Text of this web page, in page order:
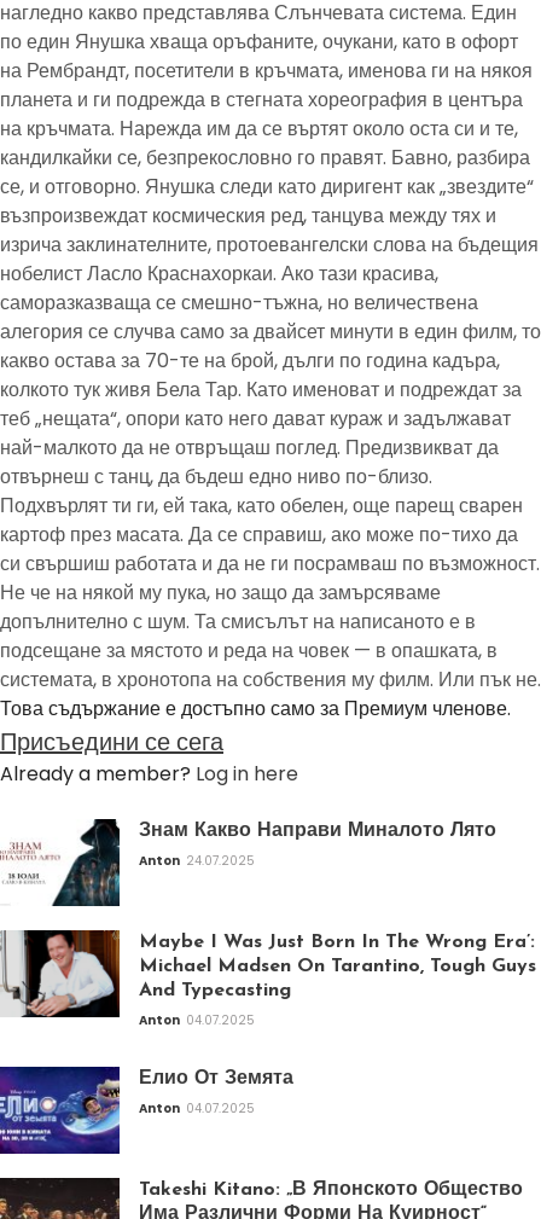
нагледно какво представлява Слънчевата система. Един
по един Янушка хваща оръфаните, очукани, като в офорт
на Рембрандт, посетители в кръчмата, именова ги на някоя
планета и ги подрежда в стегната хореография в центъра
на кръчмата. Нарежда им да се въртят около оста си и те,
кандилкайки се, безпрекословно го правят. Бавно, разбира
се, и отговорно. Янушка следи като диригент как „звездите“
възпроизвеждат космическия ред, танцува между тях и
изрича заклинателните, протоевангелски слова на бъдещия
нобелист Ласло Краснахоркаи. Ако тази красива,
саморазказваща се смешно-тъжна, но величествена
алегория се случва само за двайсет минути в един филм, то
какво остава за 70-те на брой, дълги по година кадъра,
колкото тук живя Бела Тар. Като именоват и подреждат за
теб „нещата“, опори като него дават кураж и задължават
най-малкото да не отвръщаш поглед. Предизвикват да
отвърнеш с танц, да бъдеш едно ниво по-близо.
Подхвърлят ти ги, ей така, като обелен, още парещ сварен
картоф през масата. Да се справиш, ако може по-тихо да
си свършиш работата и да не ги посрамваш по възможност.
Не че на някой му пука, но защо да замърсяваме
допълнително с шум. Та смисълът на написаното е в
подсещане за мястото и реда на човек — в опашката, в
системата, в хронотопа на собствения му филм. Или пък не.
Това съдържание е достъпно само за Премиум членове.
Присъедини се сега
Already a member? Log in here
Знам Какво Направи Миналото Лято
Anton 24.07.2025
Maybe I Was Just Born In The Wrong Era’:
Michael Madsen On Tarantino, Tough Guys
And Typecasting
Anton 04.07.2025
Елио От Земята
Anton 04.07.2025
Takeshi Kitano: „В Японското Общество
Има Различни Форми На Куирност“